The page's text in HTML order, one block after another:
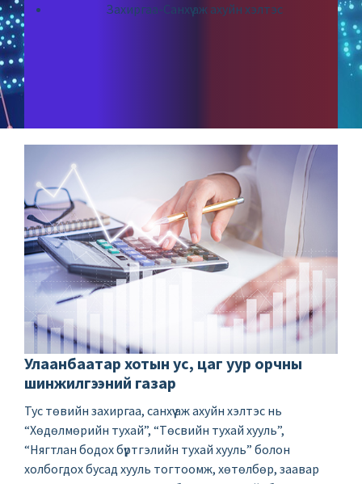
Захиргаа-Санхүү аж ахуйн хэлтэс
Улаанбаатар хотын ус, цаг уур орчны
шинжилгээний газар
Тус төвийн захиргаа, санхүү аж ахуйн хэлтэс нь
“Хөдөлмөрийн тухай”, “Төсвийн тухай хууль”,
“Нягтлан бодох бүртгэлийн тухай хууль” болон
холбогдох бусад хууль тогтоомж, хөтөлбөр, заавар